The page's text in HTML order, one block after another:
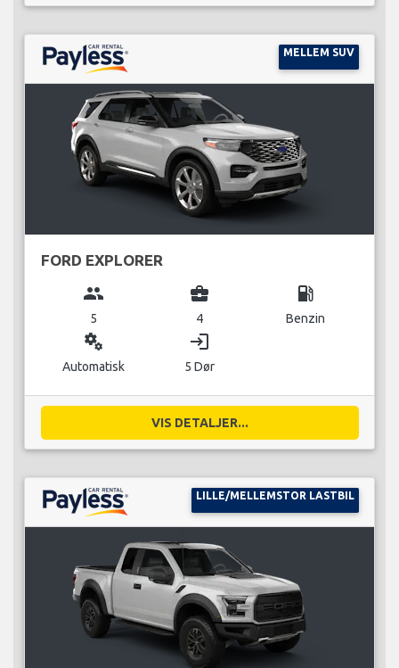
MELLEM SUV
FORD EXPLORER
group
5
business_center
4
local_gas_station
Benzin
miscellaneous_services
Automatisk
login
5 Dør
VIS DETALJER...
LILLE/MELLEMSTOR LASTBIL